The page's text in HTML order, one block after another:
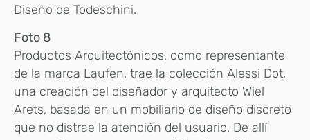
Diseño de Todeschini.
Foto 8
Productos Arquitectónicos, como representante
de la marca Laufen, trae la colección Alessi Dot,
una creación del diseñador y arquitecto Wiel
Arets, basada en un mobiliario de diseño discreto
que no distrae la atención del usuario. De allí